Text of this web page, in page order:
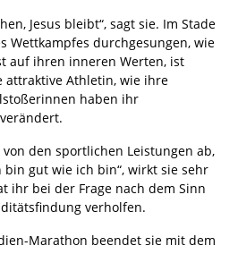
Jesus bleibt“, sagt sie. Im Stade
Wettkampfes durchgesungen, wie
auf ihren inneren Werten, ist
attraktive Athletin, wie ihre
haben ihr
den sportlichen Leistungen ab,
bin gut wie ich bin“, wirkt sie sehr
ihr bei der Frage nach dem Sinn
verholfen.
Marathon beendet sie mit dem